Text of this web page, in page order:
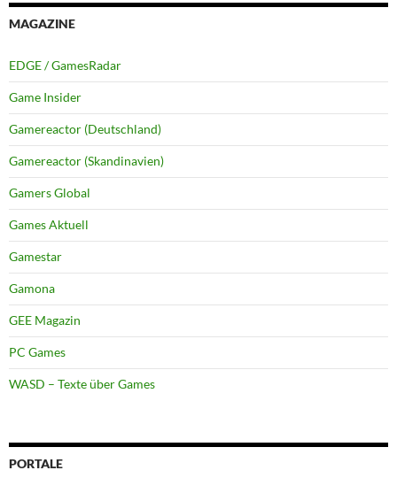
MAGAZINE
EDGE / GamesRadar
Game Insider
Gamereactor (Deutschland)
Gamereactor (Skandinavien)
Gamers Global
Games Aktuell
Gamestar
Gamona
GEE Magazin
PC Games
WASD – Texte über Games
PORTALE